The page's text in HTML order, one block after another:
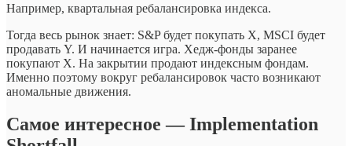
Например, квартальная ребалансировка индекса.
Тогда весь рынок знает: S&P будет покупать X, MSCI будет
продавать Y. И начинается игра. Хедж-фонды заранее
покупают X. На закрытии продают индексным фондам.
Именно поэтому вокруг ребалансировок часто возникают
аномальные движения.
Самое интересное — Implementation